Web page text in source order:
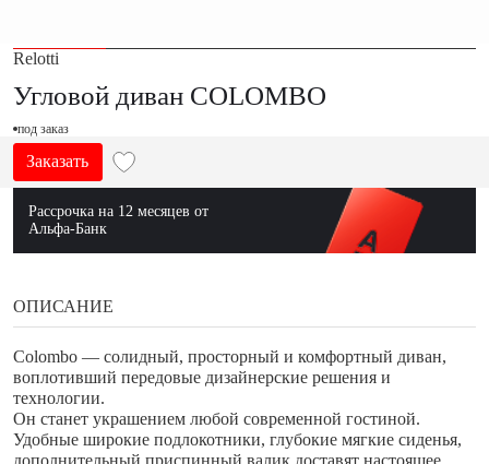
Relotti
Угловой диван COLOMBO
под заказ
Заказать
Рассрочка на 12 месяцев от
Альфа-Банк
ОПИСАНИЕ
Colombo — солидный, просторный и комфортный диван,
воплотивший передовые дизайнерские решения и
технологии.
Он станет украшением любой современной гостиной.
Удобные широкие подлокотники, глубокие мягкие сиденья,